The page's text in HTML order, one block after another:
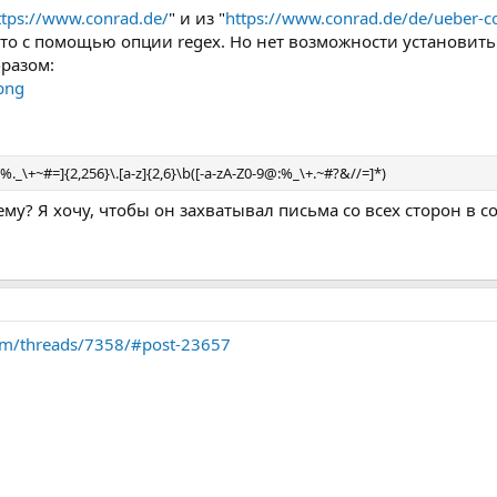
www.conrad.de/" и из "https://www.conrad.de/de/ueber-
с помощью опции regex. Но нет возможности
z]{2,6}\b([-a-zA-Z0-9@:%_\+.~#?&//=]*)
Я хочу, чтобы он захватывал письма со всех сторон в
threads/7358/#post-23657